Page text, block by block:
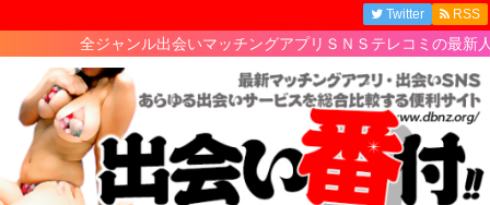
全ジャンル出会いマッチングアプリＳＮＳテレコミの最新人気ラン
Twitter RSS